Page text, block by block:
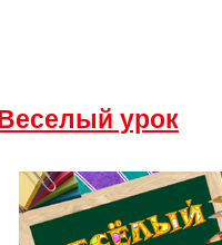
Веселый урок